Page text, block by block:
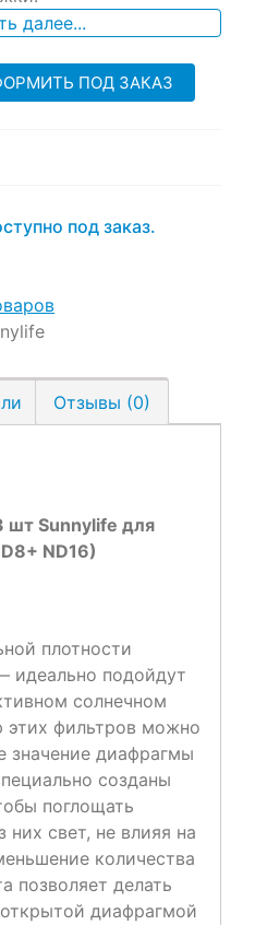
далее...
ПОД ЗАКАЗ
под заказ.
Отзывы (0)
шт Sunnylife для
ND16)
плотности
идеально подойдут
солнечном
фильтров можно
значение диафрагмы
созданы
поглощать
свет, не влияя на
количества
позволяет делать
диафрагмой